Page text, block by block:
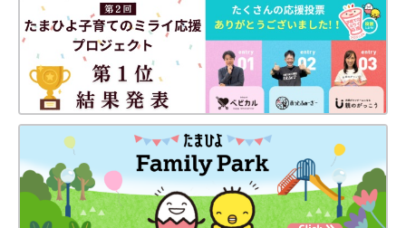
です！
【ユニクロ】軽くて暖かくてコーデのポイントにも
♪「ナイロンフーデッドネックウォーマー」